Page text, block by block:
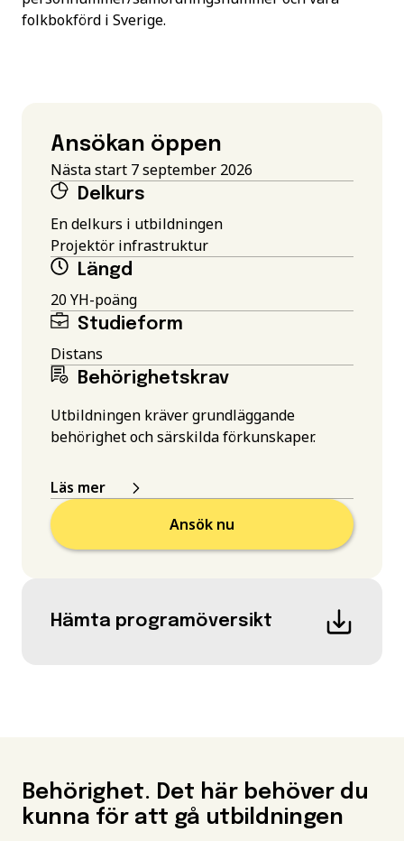
folkbokförd i Sverige.
Ansökan öppen
Nästa start 7 september 2026
Delkurs
En delkurs i utbildningen
Projektör infrastruktur
Längd
20 YH-poäng
Studieform
Distans
Behörighetskrav
Utbildningen kräver grundläggande
behörighet och särskilda förkunskaper.
Läs mer
Ansök nu
Hämta programöversikt
Behörighet. Det här behöver du
kunna för att gå utbildningen